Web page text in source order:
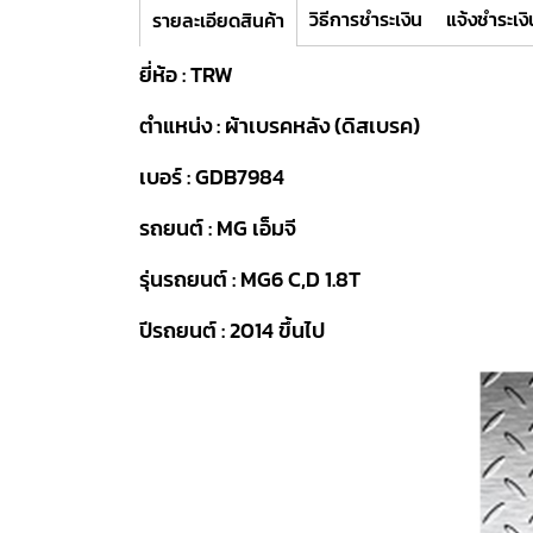
รายละเอียดสินค้า วิธีการชำระเงิน แจ้งชำระเ
ยี่ห้อ : TRW
ตำแหน่ง : ผ้าเบรคหลัง (ดิสเบรค)
เบอร์ : GDB7984
รถยนต์ : MG เอ็มจี
รุ่นรถยนต์ : MG6 C,D 1.8T
ปีรถยนต์ : 2014 ขึ้นไป